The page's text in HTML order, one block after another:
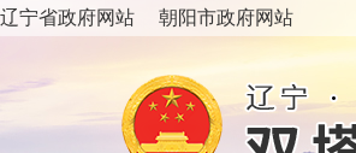
辽宁省政府网站 朝阳市政府网站